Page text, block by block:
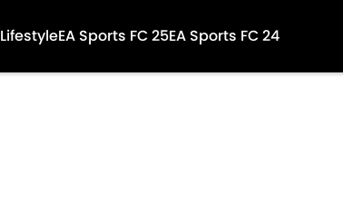
LifestyleEA Sports FC 25EA Sports FC 24